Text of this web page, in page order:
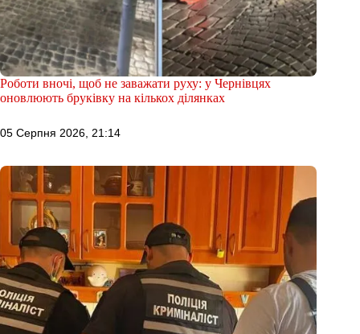
Роботи вночі, щоб не заважати руху: у Чернівцях
оновлюють бруківку на кількох ділянках
05 Серпня 2026, 21:14